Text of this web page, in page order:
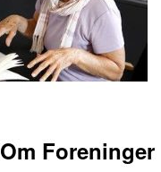
Om Foreninger